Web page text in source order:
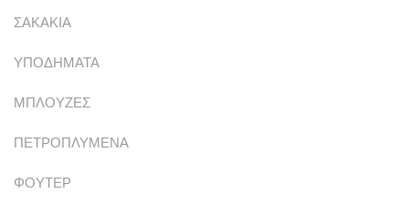
ΣΑΚΑΚΙΑ
ΥΠΟΔΗΜΑΤΑ
ΜΠΛΟΥΖΕΣ
ΠΕΤΡΟΠΛΥΜΕΝΑ
ΦΟΥΤΕΡ